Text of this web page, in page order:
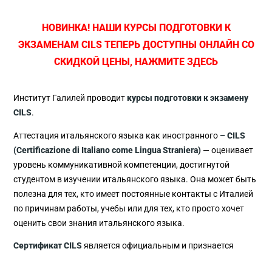
НОВИНКА! НАШИ КУРСЫ ПОДГОТОВКИ К
ЭКЗАМЕНАМ CILS ТЕПЕРЬ ДОСТУПНЫ ОНЛАЙН СО
СКИДКОЙ ЦЕНЫ, НАЖМИТЕ ЗДЕСЬ
Институт Галилей проводиткурсы подготовки к экзамену
CILS.
Аттестация итальянского языка как иностранного – CILS
(Certificazione di Italiano come Lingua Straniera) — оценивает
уровень коммуникативной компетенции, достигнутой
студентом в изучении итальянского языка. Она может быть
полезна для тех, кто имеет постоянные контакты с Италией
по причинам работы, учебы или для тех, кто просто хочет
оценить свои знания итальянского языка.
Сертификат CILSявляется официальным и признается